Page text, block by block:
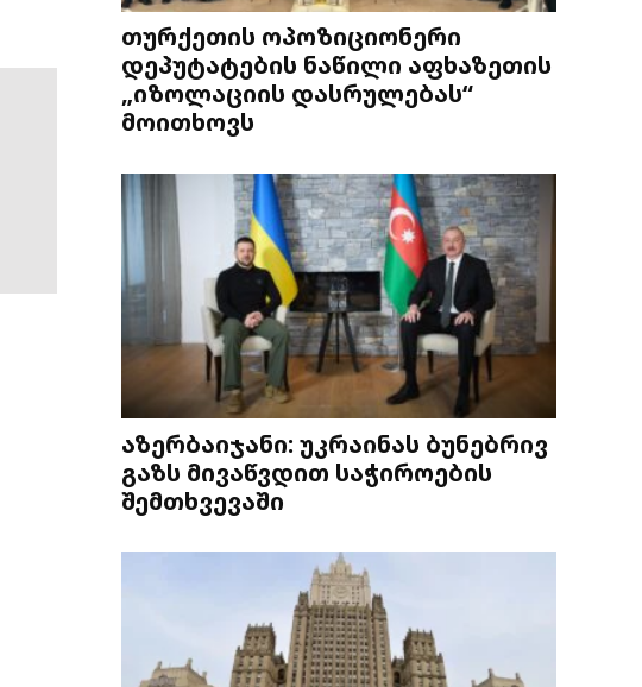
თურქეთის ოპოზიციონერი
დეპუტატების ნაწილი აფხაზეთის
„იზოლაციის დასრულებას“
მოითხოვს
აზერბაიჯანი: უკრაინას ბუნებრივ
გაზს მივაწვდით საჭიროების
შემთხვევაში